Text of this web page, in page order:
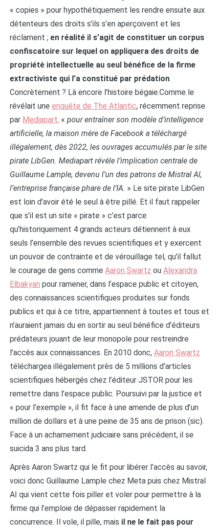
« copies » pour hypothétiquement les rendre ensuite aux
détenteurs des droits s’ils s’en aperçoivent et les
réclament ; en réalité il s’agit de constituer un corpus
confiscatoire sur lequel on appliquera des droits de
propriété intellectuelle au seul bénéfice de la firme
extractiviste qui l’a constitué par prédation.
Concrètement ? Là encore l’histoire bégaie.Comme le
révélait une enquête de The Atlantic, récemment reprise
par Mediapart, « pour entraîner son modèle d’intelligence
artificielle, la maison mère de Facebook a téléchargé
illégalement, dès 2022, les ouvrages accumulés par le site
pirate LibGen. Mediapart révèle l’implication centrale de
Guillaume Lample, devenu l’un des patrons de Mistral AI,
l’entreprise française phare de l’IA. » Le site pirate LibGen
est loin d’avoir été le seul à être pillé. Et il faut rappeler
que s’il est un site « pirate » c’est parce
qu’historiquement 4 grands acteurs détiennent à eux
seuls l’ensemble des revues scientifiques et y exercent
un pouvoir de contrainte et de vérouillage tel, qu’il fallut
le courage de gens comme Aaron Swartz ou Alexandra
Elbakyan pour ramener, dans l’espace public et citoyen,
des connaissances scientifiques produites sur fonds
publics et qui à ce titre, appartiennent à toutes et tous et
n’auraient jamais du en sortir au seul bénéfice d’éditeurs
prédateurs jouant de leur monopole pour restreindre
l’accès aux connaissances. En 2010 donc, Aaron Swartz
téléchargea illégalement près de 5 millions d’articles
scientifiques hébergés chez l’éditeur JSTOR pour les
remettre dans l’espace public. Poursuivi par la justice et
« pour l’exemple », il fit face à une amende de plus d’un
million de dollars et à une peine de 35 ans de prison (sic).
Face à un acharnement judiciaire sans précédent, il se
suicida 3 ans plus tard.
Après Aaron Swartz qui le fit pour libérer l’accès au savoir,
voici donc Guillaume Lample chez Meta puis chez Mistral
AI qui vient cette fois piller et voler pour permettre à la
firme qui l’emploie de dépasser rapidement la
concurrence. Il vole, il pille, mais il ne le fait pas pour